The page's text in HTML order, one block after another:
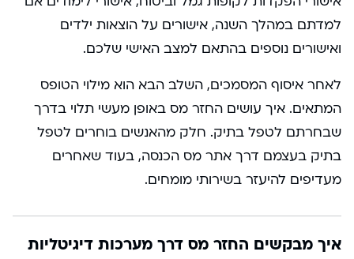
למדתם במהלך השנה, אישורים על הוצאות ילדים
ואישורים נוספים בהתאם למצב האישי שלכם.
לאחר איסוף המסמכים, השלב הבא הוא מילוי הטופס
המתאים. איך עושים החזר מס באופן מעשי תלוי בדרך
שבחרתם לטפל בתיק. חלק מהאנשים בוחרים לטפל
בתיק בעצמם דרך אתר מס הכנסה, בעוד שאחרים
מעדיפים להיעזר בשירותי מומחים.
איך מבקשים החזר מס דרך מערכות דיגיטליות